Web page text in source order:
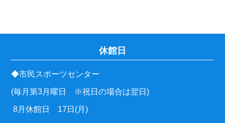
休館日
◆市民スポーツセンター
(毎月第3月曜日 ※祝日の場合は翌日)
8月休館日 17日(月)